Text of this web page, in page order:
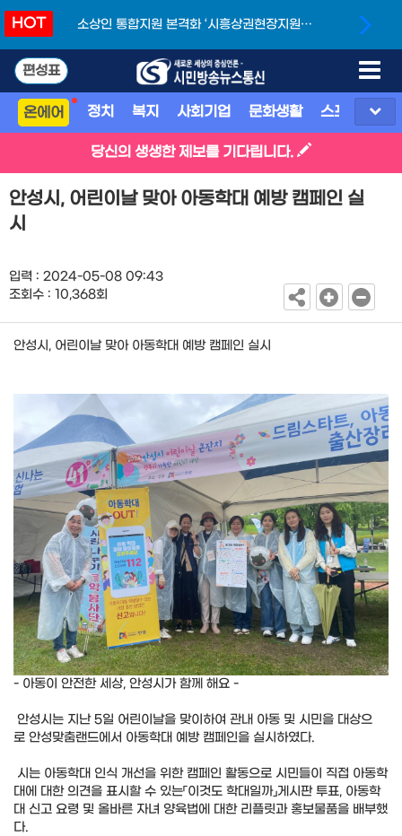
HOT
소상인 통합지원 본격화 ‘시흥상권현장지원단’
편성표
온에어 정치 복지 사회기업 문화생활 스포츠 지
당신의 생생한 제보를 기다립니다.
안성시, 어린이날 맞아 아동학대 예방 캠페인 실
시
입력 : 2024-05-08 09:43
조회수 : 10,368회
안성시, 어린이날 맞아 아동학대 예방 캠페인 실시
- 아동이 안전한 세상, 안성시가 함께 해요 -
안성시는 지난 5일 어린이날을 맞이하여 관내 아동 및 시민을 대상으
로 안성맞춤랜드에서 아동학대 예방 캠페인을 실시하였다.
시는 아동학대 인식 개선을 위한 캠페인 활동으로 시민들이 직접 아동학
대에 대한 의견을 표시할 수 있는「이것도 학대일까」게시판 투표, 아동학
대 신고 요령 및 올바른 자녀 양육법에 대한 리플릿과 홍보물품을 배부했
다.